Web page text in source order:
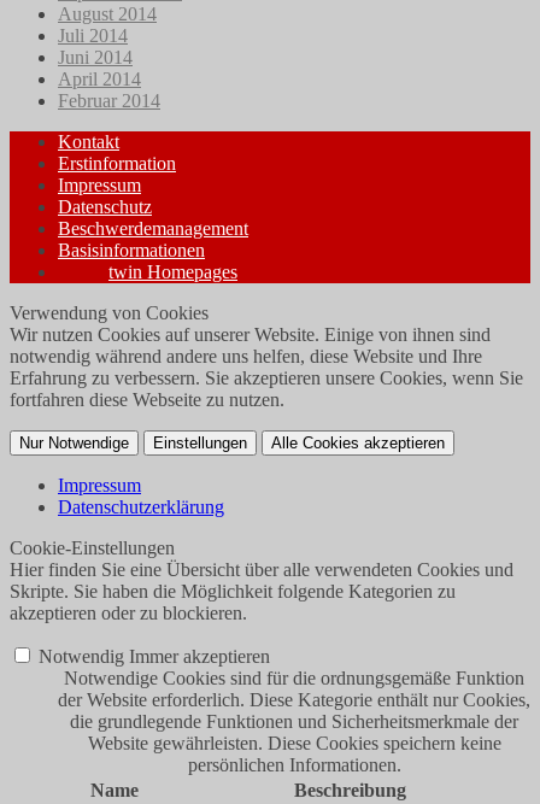
August 2014
Juli 2014
Juni 2014
April 2014
Februar 2014
Kontakt
Erstinformation
Impressum
Datenschutz
Beschwerdemanagement
Basisinformationen
twin Homepages
Verwendung von Cookies
Wir nutzen Cookies auf unserer Website. Einige von ihnen sind
notwendig während andere uns helfen, diese Website und Ihre
Erfahrung zu verbessern. Sie akzeptieren unsere Cookies, wenn Sie
fortfahren diese Webseite zu nutzen.
Nur Notwendige Einstellungen Alle Cookies akzeptieren
Impressum
Datenschutzerklärung
Cookie-Einstellungen
Hier finden Sie eine Übersicht über alle verwendeten Cookies und
Skripte. Sie haben die Möglichkeit folgende Kategorien zu
akzeptieren oder zu blockieren.
Notwendig Immer akzeptieren
Notwendige Cookies sind für die ordnungsgemäße Funktion
der Website erforderlich. Diese Kategorie enthält nur Cookies,
die grundlegende Funktionen und Sicherheitsmerkmale der
Website gewährleisten. Diese Cookies speichern keine
persönlichen Informationen.
Name
Beschreibung